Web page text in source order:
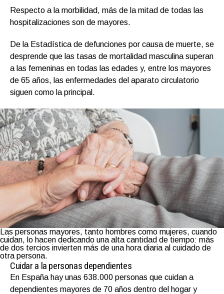
Respecto a la morbilidad, más de la mitad de todas las
hospitalizaciones son de mayores.
De la Estadística de defunciones por causa de muerte, se
desprende que las tasas de mortalidad masculina superan
a las femeninas en todas las edades y, entre los mayores
de 65 años, las enfermedades del aparato circulatorio
siguen como la principal.
Las personas mayores, tanto hombres como mujeres, cuando
cuidan, lo hacen dedicando una alta cantidad de tiempo: más
de dos tercios invierten más de una hora diaria al cuidado de
otra persona.
Cuidar a la personas dependientes
En España hay unas 638.000 personas que cuidan a
dependientes mayores de 70 años dentro del hogar y